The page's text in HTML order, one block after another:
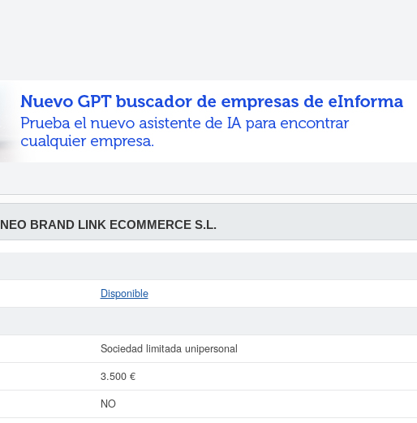
NEO BRAND LINK ECOMMERCE S.L.
Disponible
Sociedad limitada unipersonal
3.500 €
NO